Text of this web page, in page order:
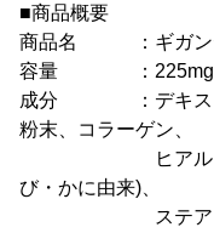
■商品概要
商品名 ：ギガン
容量 ：
成分 ：デキスト
粉末、コラーゲン、
ヒアルロン酸(
び・かに由来)、
ステアリン